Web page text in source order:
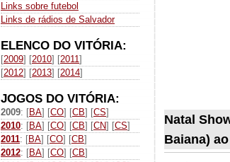
Links sobre futebol
Links de rádios de Salvador
ELENCO DO VITÓRIA:
[2009] [2010] [2011]
[2012] [2013] [2014]
JOGOS DO VITÓRIA:
2009: [BA] [CO] [CB] [CS]
2010: [BA] [CO] [CB] [CN] [CS]
2011: [BA] [CO] [CB]
2012: [BA] [CO] [CB]
Natal
Baiana)